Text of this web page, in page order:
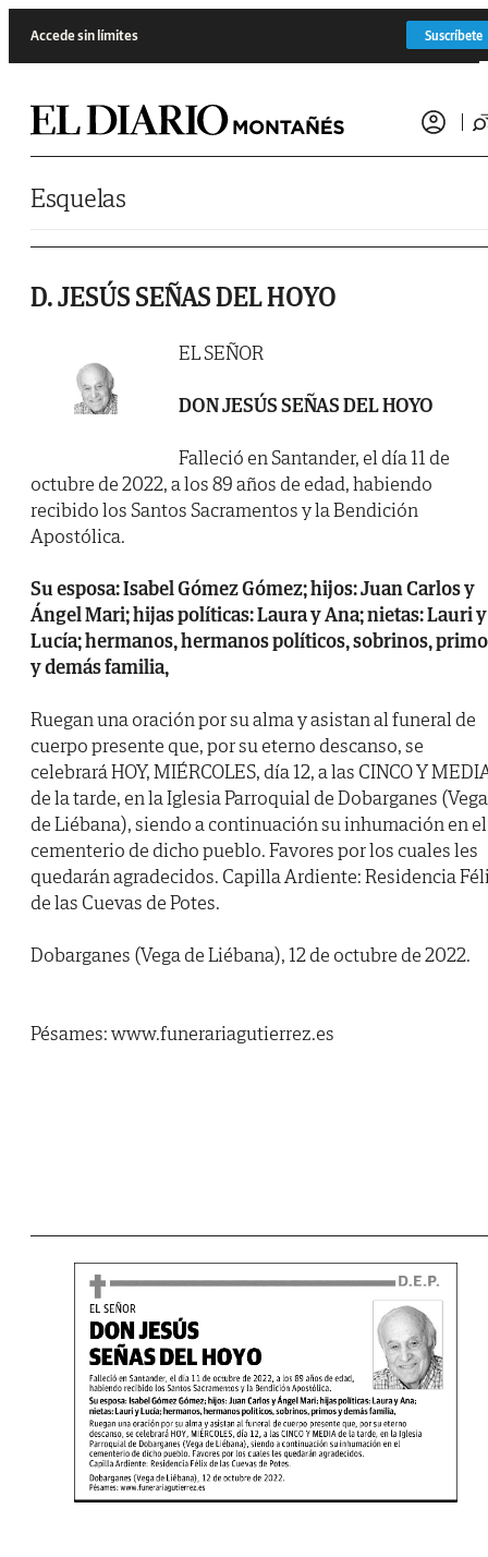
Accede sin límites Suscríbete
Esquelas
D. JESÚS SEÑAS DEL HOYO
EL SEÑOR
DON JESÚS SEÑAS DEL HOYO
Falleció en Santander, el día 11 de
octubre de 2022, a los 89 años de edad, habiendo
recibido los Santos Sacramentos y la Bendición
Apostólica.
Su esposa: Isabel Gómez Gómez; hijos: Juan Carlos y
Ángel Mari; hijas políticas: Laura y Ana; nietas: Lauri y
Lucía; hermanos, hermanos políticos, sobrinos,
y demás familia,
Ruegan una oración por su alma y asistan al funeral de
cuerpo presente que, por su eterno descanso, se
celebrará HOY, MIÉRCOLES, día 12, a las CINCO Y
de la tarde, en la Iglesia Parroquial de Dobarganes (Vega
de Liébana), siendo a continuación su inhumación en el
cementerio de dicho pueblo. Favores por los cuales les
quedarán agradecidos. Capilla Ardiente: Residencia
de las Cuevas de Potes.
Dobarganes (Vega de Liébana), 12 de octubre de 2022.
Pésames: www.funerariagutierrez.es